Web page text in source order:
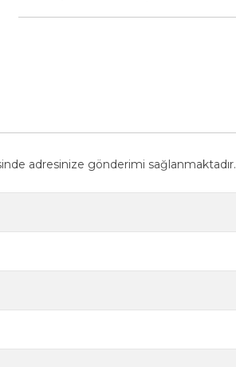
adresinize gönderimi sağlanmaktadır.